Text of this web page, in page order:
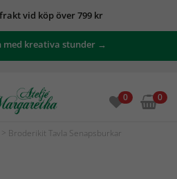
vid köp över 799 kr
med kreativa stunder →
0 0
> Broderikit Tavla Senapsburkar